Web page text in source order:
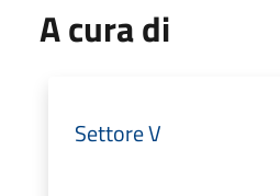
A cura di
Settore V